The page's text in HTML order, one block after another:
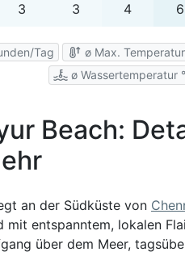
3 3 4 6
Tag ø Max.
ø Wassertemperatur
Beach:
an der Südküste von
mit entspanntem, lokalen
über dem Meer,